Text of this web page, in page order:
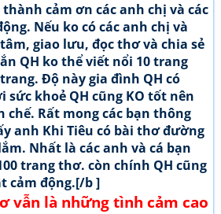
cảm ơn các anh chị và các
Nếu ko có các anh chị và
giao lưu, đọc thơ và chia sẻ
QH ko thể viết nổi 10 trang
Độ này gia đình QH có
sức khoẻ QH cũng KO tốt nên
chế. Rất mong các bạn thông
anh Khi Tiêu có bài thơ đường
Nhất là các anh và cá bạn
trang thơ. còn chính QH cũng
cảm động.[/b ]
vẫn là những tình cảm cao